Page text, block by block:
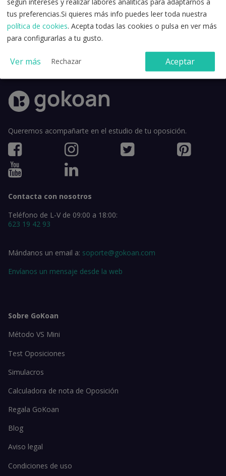
política de privacidad
términos y condiciones de
Queremos acompañarte en el estudio de tu oposición.
Contacta con nosotros
Teléfono de L-V de 09:00 a 18:00:
623 19 42 93
Mándanos un email a: soporte@gokoan.com
Envíanos un mensaje desde la web
Sobre GoKoan
Método VS Mini
Test Oposiciones
Simulacros
Calculadora de nota de Oposición
Regala GoKoan
Blog
Aviso legal
Condiciones de uso
tus preferencias.Si quieres más info puedes leer toda nuestra
política de cookies. Acepta todas las cookies o pulsa en ver más
para configurarlas a tu gusto.
Ver más Rechazar Aceptar